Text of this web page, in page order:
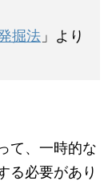
掘法 」より
て、一時的な
る必要があり